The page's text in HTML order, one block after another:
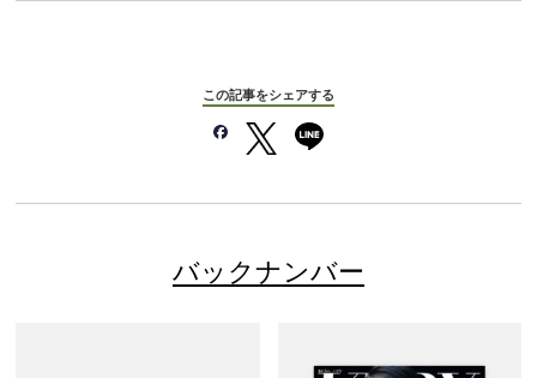
この記事をシェアする
バックナンバー